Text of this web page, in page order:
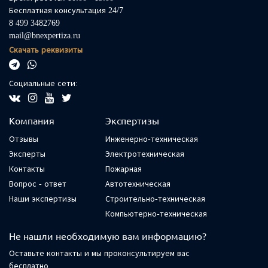
Бесплатная консультация 24/7
8 499 3482769
mail@bnexpertiza.ru
Скачать реквизиты
Социальные сети:
Компания
Отзывы
Эксперты
Контакты
Вопрос - ответ
Наши экспертизы
Экспертизы
Инженерно-техническая
Электротехническая
Пожарная
Автотехническая
Строительно-техническая
Компьютерно-техническая
Не нашли необходимую вам информацию?
Оставьте контакты и мы проконсультируем вас
бесплатно